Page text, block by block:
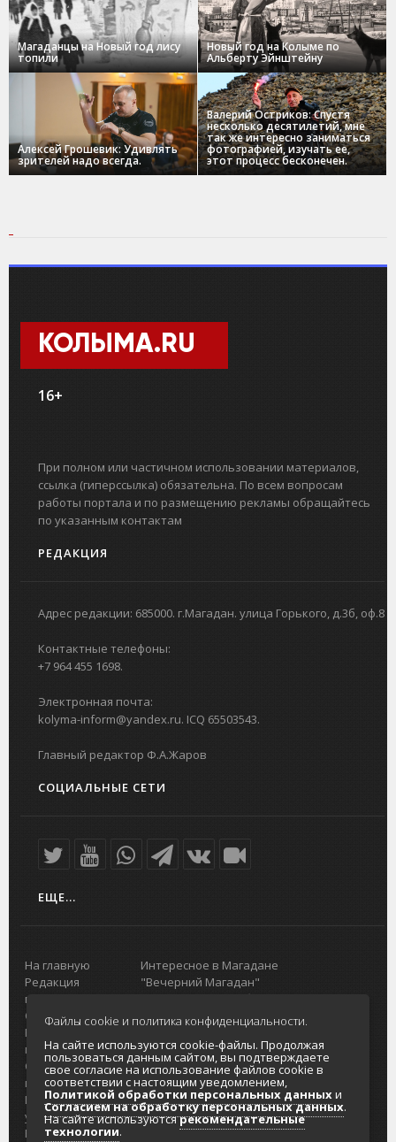
Магаданцы на Новый год лису
топили
Новый год на Колыме по
Альберту Эйнштейну
Алексей Грошевик: Удивлять
зрителей надо всегда.
Валерий Остриков: Спустя
несколько десятилетий, мне
так же интересно заниматься
фотографией, изучать ее,
этот процесс бесконечен.
КОЛЫМА.RU
16+
При полном или частичном использовании материалов,
ссылка (гиперссылка) обязательна. По всем вопросам
работы портала и по размещению рекламы обращайтесь
по указанным контактам
РЕДАКЦИЯ
Адрес редакции: 685000. г.Магадан. улица Горького, д.3б, оф.8
Контактные телефоны:
+7 964 455 1698.
Электронная почта:
kolyma-inform@yandex.ru. ICQ 65503543.
Главный редактор Ф.А.Жаров
СОЦИАЛЬНЫЕ СЕТИ
ЕЩЕ...
На главную
Редакция
портала
О проекте
Реклама на
портале
Отзывы и
предложения
Интернет-
услуги
Разработка
Интересное в Магадане
"Вечерний Магадан"
Городская доска объявлений
Реклама
Главный туристический портал
Колымы
Политика в отношении обработки
персональных данных
Согласие на обработку персональных
данных
Файлы cookie и политика конфиденциальности.
На сайте используются cookie-файлы. Продолжая
пользоваться данным сайтом, вы подтверждаете
свое согласие на использование файлов cookie в
соответствии с настоящим уведомлением,
Политикой обработки персональных данныхи
Согласием на обработку персональных данных.
На сайте используютсярекомендательные
технологии.